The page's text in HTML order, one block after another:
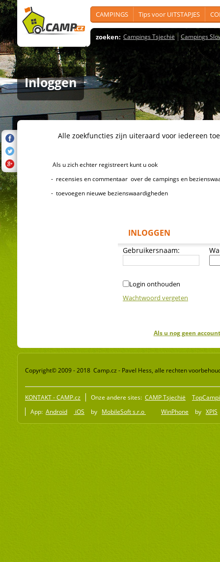
CAMPINGS Tips voor UITSTAPJES
zoeken: Campings Tsjechië Campings
Inloggen
Alle zoekfuncties zijn uiteraard voor iedereen
Als u zich echter registreert kunt u ook
- recensies en commentaar over de campings en
- toevoegen nieuwe bezienswaardigheden
INLOGGEN
Gebruikersnaam:
Login onthouden
Wachtwoord vergeten
Als u nog geen
Copyright© 2009 - 2018 Camp.cz - Pavel Hess, alle rechten
KONTAKT - CAMP.cz Onze andere sites: CAMP Tsjechië
App: Android iOS by MobileSoft s.r.o WinPhone by XPIS